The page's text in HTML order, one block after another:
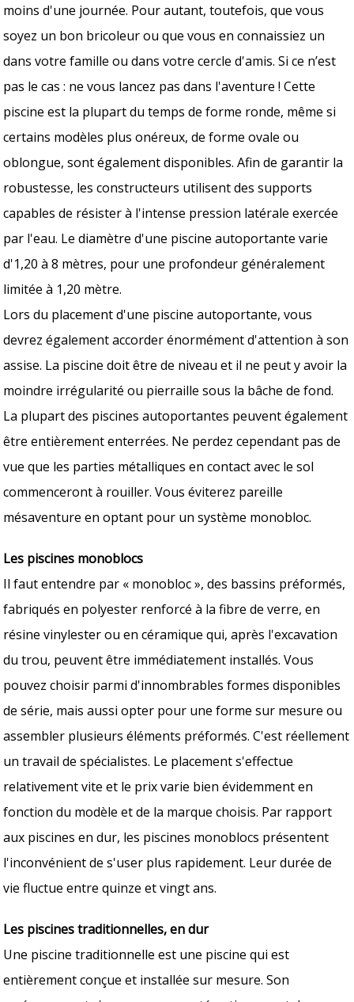
moins d'une journée. Pour autant, toutefois, que vous
soyez un bon bricoleur ou que vous en connaissiez un
dans votre famille ou dans votre cercle d'amis. Si ce n’est
pas le cas : ne vous lancez pas dans l'aventure ! Cette
piscine est la plupart du temps de forme ronde, même si
certains modèles plus onéreux, de forme ovale ou
oblongue, sont également disponibles. Afin de garantir la
robustesse, les constructeurs utilisent des supports
capables de résister à l'intense pression latérale exercée
par l'eau. Le diamètre d'une piscine autoportante varie
d'1,20 à 8 mètres, pour une profondeur généralement
limitée à 1,20 mètre.
Lors du placement d'une piscine autoportante, vous
devrez également accorder énormément d'attention à son
assise. La piscine doit être de niveau et il ne peut y avoir la
moindre irrégularité ou pierraille sous la bâche de fond.
La plupart des piscines autoportantes peuvent également
être entièrement enterrées. Ne perdez cependant pas de
vue que les parties métalliques en contact avec le sol
commenceront à rouiller. Vous éviterez pareille
mésaventure en optant pour un système monobloc.
Les piscines monoblocs
Il faut entendre par « monobloc », des bassins préformés,
fabriqués en polyester renforcé à la fibre de verre, en
résine vinylester ou en céramique qui, après l'excavation
du trou, peuvent être immédiatement installés. Vous
pouvez choisir parmi d'innombrables formes disponibles
de série, mais aussi opter pour une forme sur mesure ou
assembler plusieurs éléments préformés. C'est réellement
un travail de spécialistes. Le placement s'effectue
relativement vite et le prix varie bien évidemment en
fonction du modèle et de la marque choisis. Par rapport
aux piscines en dur, les piscines monoblocs présentent
l'inconvénient de s'user plus rapidement. Leur durée de
vie fluctue entre quinze et vingt ans.
Les piscines traditionnelles, en dur
Une piscine traditionnelle est une piscine qui est
entièrement conçue et installée sur mesure. Son